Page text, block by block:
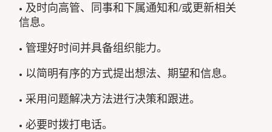
• 及时向高管、同事和下属通知和/或更新相关
信息。
• 管理好时间并具备组织能力。
• 以简明有序的方式提出想法、期望和信息。
• 采用问题解决方法进行决策和跟进。
• 必要时拨打电话。